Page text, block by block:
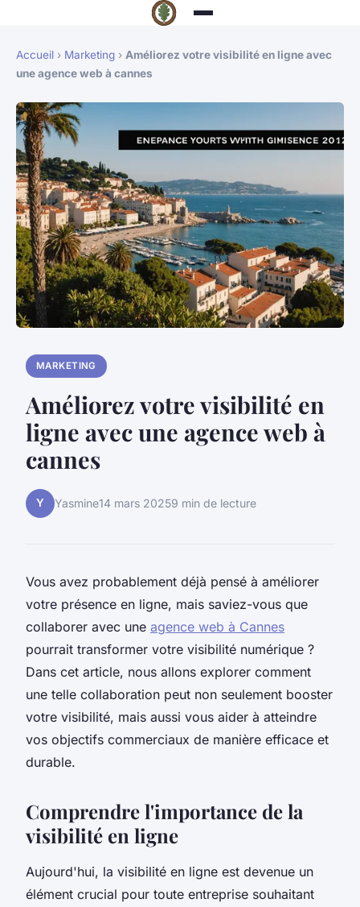
Accueil › Marketing › Améliorez votre visibilité en ligne avec
une agence web à cannes
MARKETING
Améliorez votre visibilité en
ligne avec une agence web à
cannes
Y Yasmine14 mars 20259 min de lecture
Vous avez probablement déjà pensé à améliorer
votre présence en ligne, mais saviez-vous que
collaborer avec une agence web à Cannes
pourrait transformer votre visibilité numérique ?
Dans cet article, nous allons explorer comment
une telle collaboration peut non seulement booster
votre visibilité, mais aussi vous aider à atteindre
vos objectifs commerciaux de manière efficace et
durable.
Comprendre l'importance de la
visibilité en ligne
Aujourd'hui, la visibilité en ligne est devenue un
élément crucial pour toute entreprise souhaitant